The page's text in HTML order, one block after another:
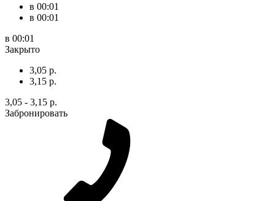
в 00:01
в 00:01
в 00:01
Закрыто
3,05 р.
3,15 р.
3,05 - 3,15 р.
Забронировать